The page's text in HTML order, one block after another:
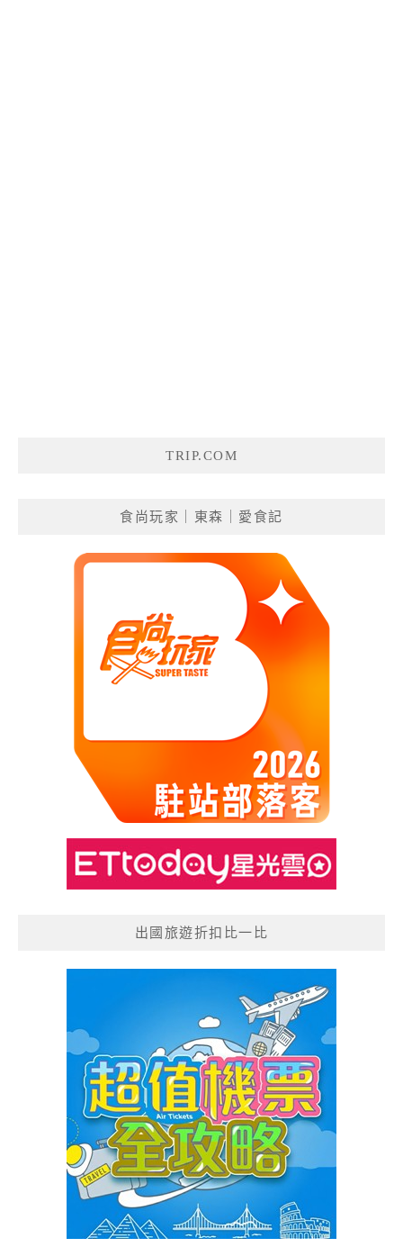
TRIP.COM
食尚玩家｜東森｜愛食記
出國旅遊折扣比一比